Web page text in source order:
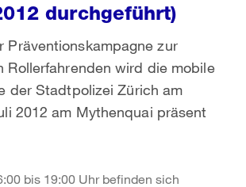
durchgeführt)
Präventionskampagne zur
Rollerfahrenden wird die mobile
der Stadtpolizei Zürich am
2012 am Mythenquai präsent
bis 19:00 Uhr befinden sich